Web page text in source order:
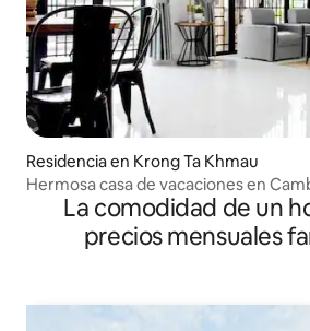
Residencia en Krong Ta Khmau
Hermosa casa de vacaciones en
La comodidad de un
precios mensuales